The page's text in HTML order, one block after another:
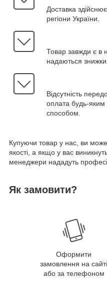
Доставка
регіони України.
Товар завжди є в
надаються знижки.
Відсутність
оплата будь-яким
способом.
Купуючи товар у нас, ви
якості, а якщо у вас
менеджери нададуть
Як замовити?
Оформити
замовлення на сайті
або за телефоном